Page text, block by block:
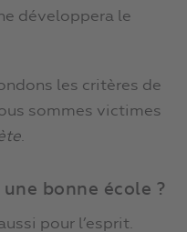
développera le
les critères de
sommes victimes
.
bonne école ?
pour l’esprit.